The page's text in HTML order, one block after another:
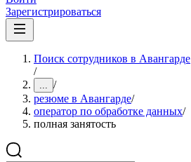
Зарегистрироваться
Поиск сотрудников в Авангарде
/
... /
резюме в Авангарде/
оператор по обработке данных/
полная занятость